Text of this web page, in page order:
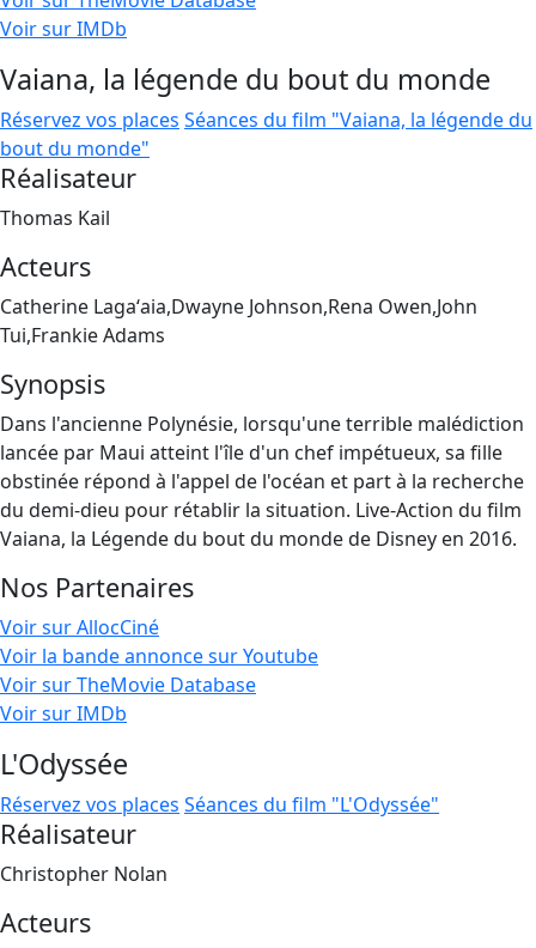
Voir sur IMDb
Vaiana, la légende du bout du monde
Réservez vos places Séances du film "Vaiana, la légende du
bout du monde"
Réalisateur
Thomas Kail
Acteurs
Catherine Lagaʻaia,Dwayne Johnson,Rena Owen,John
Tui,Frankie Adams
Synopsis
Dans l'ancienne Polynésie, lorsqu'une terrible malédiction
lancée par Maui atteint l'île d'un chef impétueux, sa fille
obstinée répond à l'appel de l'océan et part à la recherche
du demi-dieu pour rétablir la situation. Live-Action du film
Vaiana, la Légende du bout du monde de Disney en 2016.
Nos Partenaires
Voir sur AllocCiné
Voir la bande annonce sur Youtube
Voir sur TheMovie Database
Voir sur IMDb
L'Odyssée
Réservez vos places Séances du film "L'Odyssée"
Réalisateur
Christopher Nolan
Acteurs